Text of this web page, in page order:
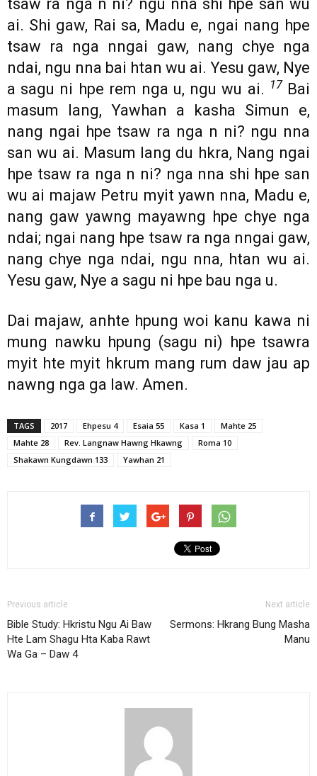
tsaw ra nga n ni? ngu nna shi hpe san wu
ai. Shi gaw, Rai sa, Madu e, ngai nang hpe
tsaw ra nga nngai gaw, nang chye nga
ndai, ngu nna bai htan wu ai. Yesu gaw, Nye
a sagu ni hpe rem nga u, ngu wu ai. 17 Bai
masum lang, Yawhan a kasha Simun e,
nang ngai hpe tsaw ra nga n ni? ngu nna
san wu ai. Masum lang du hkra, Nang ngai
hpe tsaw ra nga n ni? nga nna shi hpe san
wu ai majaw Petru myit yawn nna, Madu e,
nang gaw yawng mayawng hpe chye nga
ndai; ngai nang hpe tsaw ra nga nngai gaw,
nang chye nga ndai, ngu nna, htan wu ai.
Yesu gaw, Nye a sagu ni hpe bau nga u.
Dai majaw, anhte hpung woi kanu kawa ni
mung nawku hpung (sagu ni) hpe tsawra
myit hte myit hkrum mang rum daw jau ap
nawng nga ga law. Amen.
TAGS 2017 Ehpesu 4 Esaia 55 Kasa 1
Mahte 25
Mahte 28
Rev. Langnaw Hawng Hkawng
Roma 10
Shakawn Kungdawn 133
Yawhan 21
Previous article
Bible Study: Hkristu Ngu Ai Baw
Hte Lam Shagu Hta Kaba Rawt
Wa Ga – Daw 4
Next article
Sermons: Hkrang Bung Masha
Manu